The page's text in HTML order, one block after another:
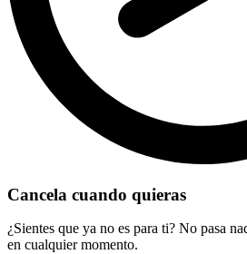
Cancela cuando quieras
¿Sientes que ya no es para ti? No pasa
en cualquier momento.